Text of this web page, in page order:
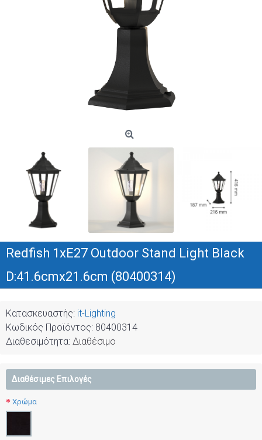
Redfish 1xE27 Outdoor Stand Light Black
D:41.6cmx21.6cm (80400314)
Κατασκευαστής: it-Lighting
Κωδικός Προϊόντος: 80400314
Διαθεσιμότητα: Διαθέσιμο
Διαθέσιμες Επιλογές
Χρώμα